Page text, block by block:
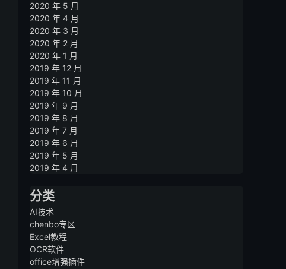
2020 年 5 月
2020 年 4 月
2020 年 3 月
2020 年 2 月
2020 年 1 月
2019 年 12 月
2019 年 11 月
2019 年 10 月
2019 年 9 月
2019 年 8 月
2019 年 7 月
2019 年 6 月
2019 年 5 月
2019 年 4 月
分类
AI技术
chenbo专区
Excel教程
OCR软件
office增强插件